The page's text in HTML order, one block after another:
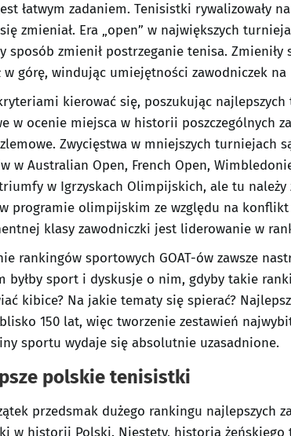
łatwym zadaniem. Tenisistki rywalizowały
zmieniał. Era „open” w największych
sposób zmienił postrzeganie tenisa. Zmieniły
w górę, windując umiejętności zawodniczek
kierować się, poszukując
w ocenie miejsca w historii poszczególnych
Zwycięstwa w mniejszych turniejach
w Australian Open, French Open,
w Igrzyskach Olimpijskich, ale tu należy
programie olimpijskim ze względu na konflikt
klasy zawodniczki jest liderowanie w
rankingów sportowych GOAT-ów zawsze
byłby sport i dyskusje o nim, gdyby takie
kibice? Na jakie tematy się spierać?
150 lat, więc tworzenie zestawień
sportu wydaje się absolutnie uzasadnione.
polskie tenisistki
przedsmak dużego rankingu najlepszych
w historii Polski. Niestety, historia żeńskiego